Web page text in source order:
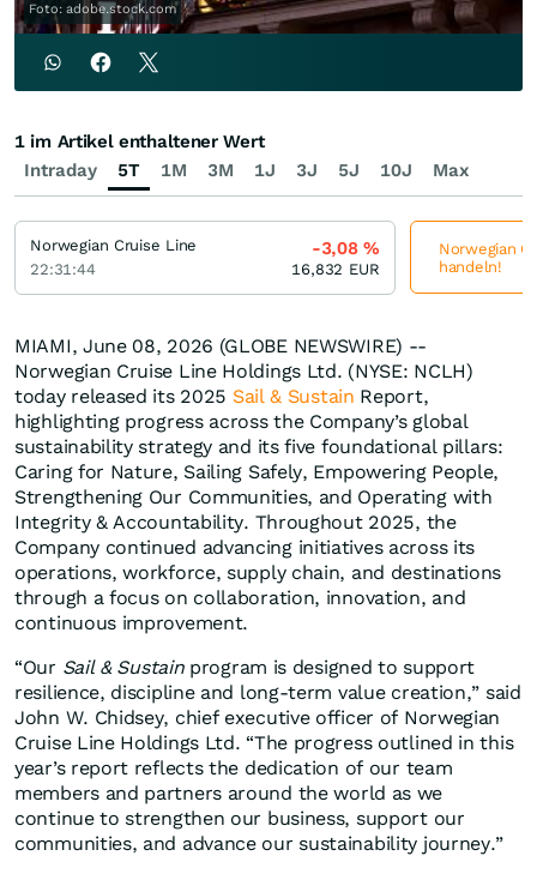
Foto: adobe.stock.com
MIAMI, June 08, 2026 (GLOBE NEWSWIRE) --
Norwegian Cruise Line Holdings Ltd. (NYSE: NCLH)
today released its 2025 Sail & Sustain Report,
highlighting progress across the Company’s global
sustainability strategy and its five foundational pillars:
Caring for Nature, Sailing Safely, Empowering People,
Strengthening Our Communities, and Operating with
Integrity & Accountability. Throughout 2025, the
Company continued advancing initiatives across its
operations, workforce, supply chain, and destinations
through a focus on collaboration, innovation, and
continuous improvement.
“Our Sail & Sustainprogram is designed to support
resilience, discipline and long-term value creation,” said
John W. Chidsey, chief executive officer of Norwegian
Cruise Line Holdings Ltd. “The progress outlined in this
year’s report reflects the dedication of our team
members and partners around the world as we
continue to strengthen our business, support our
communities, and advance our sustainability journey.”
Intraday 5T 1M 3M 1J 3J 5J 10J Max
1 im Artikel enthaltener Wert
Norwegian Cruise Line
22:31:44
-3,08%
16,832 EUR
Norwegian
handeln!